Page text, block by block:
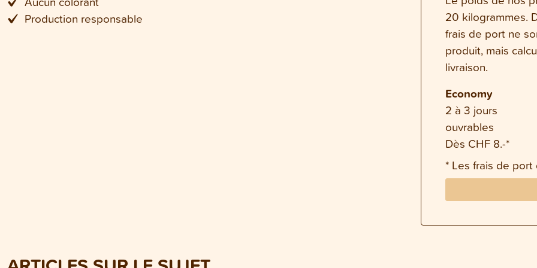
Production responsable
20 kilogrammes.
frais de port ne
produit, mais
livraison.
Economy
2 à 3 jours
ouvrables
Dès CHF 8.-*
* Les frais de